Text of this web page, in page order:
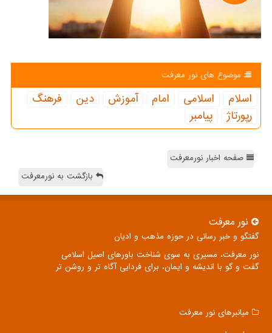
موضوع های نور معرفت
اسلام اسلامی امام آموزش دین
فرهنگ
رپورتاژ
پیامبر
صفحه اخبار نورمعرفت
بازگشت به نورمعرفت
نور معرفت
گفتگو و خبر رسانی در حوزه مذهب و ادیان
نور معرفت، مسیری به سوی شناخت باورهای اصیل اسلامی
گفت و گو با اندیشه و ایمان، برای فردایی آگاه تر و روشن تر
میانبرهای نور معرفت